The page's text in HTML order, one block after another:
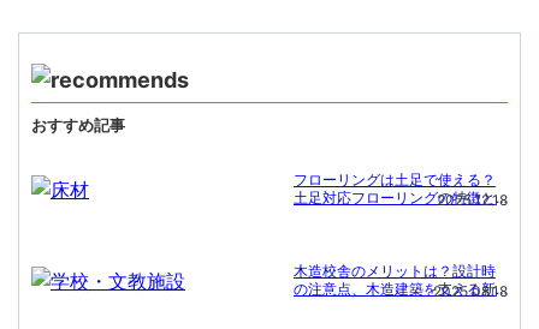
おすすめ記事
フローリングは土足で使える？
土足対応フローリングの特徴と
2025.12.18
木造校舎のメリットは？設計時
の注意点、木造建築を支える新
2025.08.18